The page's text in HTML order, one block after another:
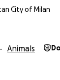
a questo,
anche
City of Milan
Animals